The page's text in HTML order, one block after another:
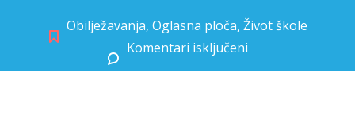
Obilježavanja, Oglasna ploča, Život škole
Komentari isključeni